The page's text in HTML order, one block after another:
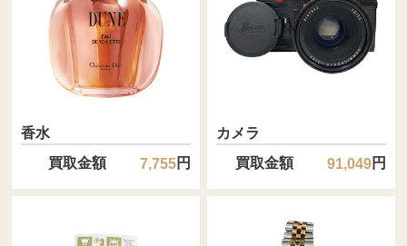
香水
買取金額
7,755円
カメラ
買取金額
91,049円